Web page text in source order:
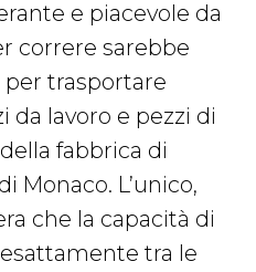
e piacevole da
correre sarebbe
trasportare
lavoro e pezzi di
fabbrica di
Monaco. L’unico,
che la capacità di
tra le